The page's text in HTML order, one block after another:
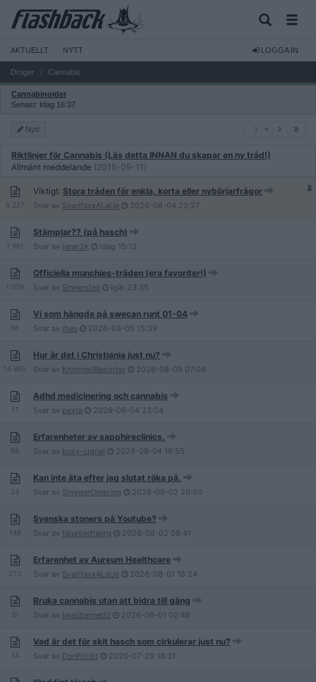
AKTUELLT NYTT LOGGA IN
Droger Cannabis
Cannabinoider
Senast: Idag 16:37
Nytt
Riktlinjer för Cannabis (Läs detta INNAN du skapar en ny tråd!)
Allmänt meddelande (2015-09-11)
5 227
Viktigt: Stora tråden för enkla, korta eller nybörjarfrågor
Svar av SvarifaxxALaUe 2026-08-04 22:27
1 961
Stämplar?? (på hasch)
Svar av janer2k Idag 15:13
1 076
Officiella munchies-tråden (era favoriter!)
Svar av Sinnersten Igår 23:35
56
Vi som hängde på swecan runt 01-04
Svar av jhes 2026-08-05 15:39
14 865
Hur är det i Christiania just nu?
Svar av KriminellReporter 2026-08-05 07:04
17
Adhd medicinering och cannabis
Svar av pexta 2026-08-04 23:04
68
Erfarenheter av sapphireclinics.
Svar av busy-signal 2026-08-04 16:55
24
Kan inte äta efter jag slutat röka på.
Svar av SmygerOmkring 2026-08-02 20:50
148
Svenska stoners på Youtube?
Svar av faluroedfaerg 2026-08-02 08:41
273
Erfarenhet av Aureum Healthcare
Svar av SvarifaxxALaUe 2026-08-01 18:24
31
Bruka cannabis utan att bidra till gäng
Svar av Iwasbanned2 2026-08-01 02:48
14
Vad är det för skit hasch som cirkulerar just nu?
Svar av DonFoldit 2026-07-29 18:31